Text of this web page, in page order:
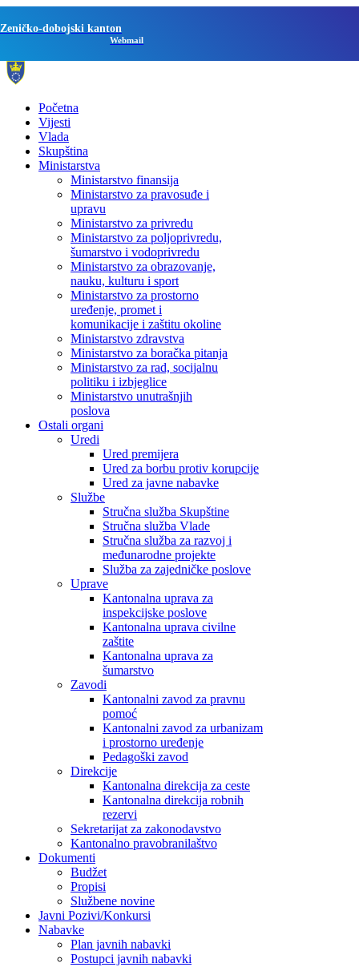
Zeničko-dobojski kanton
Webmail
Početna
Vijesti
Vlada
Skupština
Ministarstva
Ministarstvo finansija
Ministarstvo za pravosuđe i
upravu
Ministarstvo za privredu
Ministarstvo za poljoprivredu,
šumarstvo i vodoprivredu
Ministarstvo za obrazovanje,
nauku, kulturu i sport
Ministarstvo za prostorno
uređenje, promet i
komunikacije i zaštitu okoline
Ministarstvo zdravstva
Ministarstvo za boračka pitanja
Ministarstvo za rad, socijalnu
politiku i izbjeglice
Ministarstvo unutrašnjih
poslova
Ostali organi
Uredi
Ured premijera
Ured za borbu protiv korupcije
Ured za javne nabavke
Službe
Stručna služba Skupštine
Stručna služba Vlade
Stručna služba za razvoj i
međunarodne projekte
Služba za zajedničke poslove
Uprave
Kantonalna uprava za
inspekcijske poslove
Kantonalna uprava civilne
zaštite
Kantonalna uprava za
šumarstvo
Zavodi
Kantonalni zavod za pravnu
pomoć
Kantonalni zavod za urbanizam
i prostorno uređenje
Pedagoški zavod
Direkcije
Kantonalna direkcija za ceste
Kantonalna direkcija robnih
rezervi
Sekretarijat za zakonodavstvo
Kantonalno pravobranilaštvo
Dokumenti
Budžet
Propisi
Službene novine
Javni Pozivi/Konkursi
Nabavke
Plan javnih nabavki
Postupci javnih nabavki